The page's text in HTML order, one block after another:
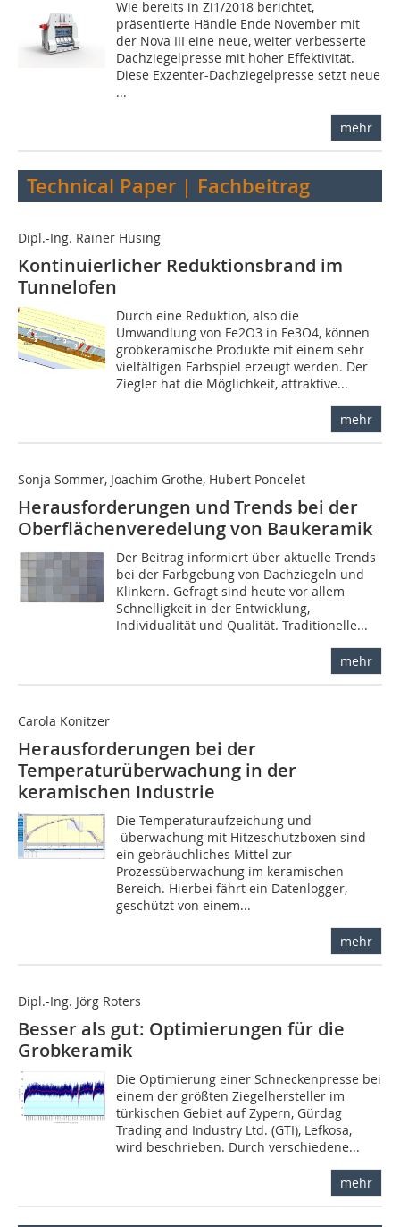
Wie bereits in Zi1/2018 berichtet,
präsentierte Händle Ende November mit
der Nova III eine neue, weiter verbesserte
Dachziegelpresse mit hoher Effektivität.
Diese Exzenter-Dachziegelpresse setzt neue
...
mehr
Technical Paper | Fachbeitrag
Dipl.-Ing. Rainer Hüsing
Kontinuierlicher Reduktionsbrand im
Tunnelofen
Durch eine Reduktion, also die
Umwandlung von Fe2O3 in Fe3O4, können
grobkeramische Produkte mit einem sehr
vielfältigen Farbspiel erzeugt werden. Der
Ziegler hat die Möglichkeit, attraktive...
mehr
Sonja Sommer, Joachim Grothe, Hubert Poncelet
Herausforderungen und Trends bei der
Oberflächenveredelung von Baukeramik
Der Beitrag informiert über aktuelle Trends
bei der Farbgebung von Dachziegeln und
Klinkern. Gefragt sind heute vor allem
Schnelligkeit in der Entwicklung,
Individualität und Qualität. Traditionelle...
mehr
Carola Konitzer
Herausforderungen bei der
Temperaturüberwachung in der
keramischen Industrie
Die Temperaturaufzeichung und
-überwachung mit Hitzeschutzboxen sind
ein gebräuchliches Mittel zur
Prozessüberwachung im keramischen
Bereich. Hierbei fährt ein Datenlogger,
geschützt von einem...
mehr
Dipl.-Ing. Jörg Roters
Besser als gut: Optimierungen für die
Grobkeramik
Die Optimierung einer Schneckenpresse bei
einem der größten Ziegelhersteller im
türkischen Gebiet auf Zypern, Gürdag
Trading and Industry Ltd. (GTI), Lefkosa,
wird beschrieben. Durch verschiedene...
mehr